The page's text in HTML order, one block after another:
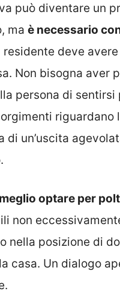
può diventare un
ma è necessario
residente deve
Non bisogna aver
persona di
di un’uscita
optare per
non
nella posizione di
casa. Un dialogo